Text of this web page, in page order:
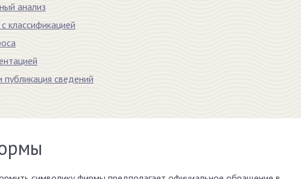
анализ
классификацией
сведений